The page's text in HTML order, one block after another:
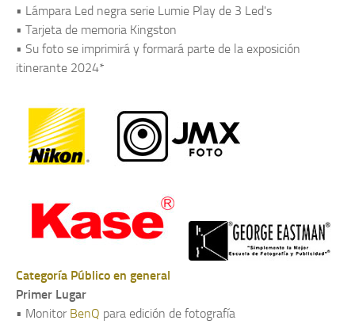
• Lámpara Led negra serie Lumie Play de 3 Led's
• Tarjeta de memoria Kingston
• Su foto se imprimirá y formará parte de la exposición
itinerante 2024*
Categoría Público en general
Primer Lugar
• Monitor BenQ para edición de fotografía